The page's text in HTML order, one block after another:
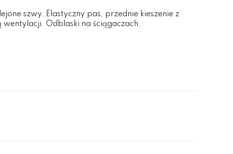
szwy. Elastyczny pas, przednie kieszenie z
wentylacji. Odblaski na ściągaczach.